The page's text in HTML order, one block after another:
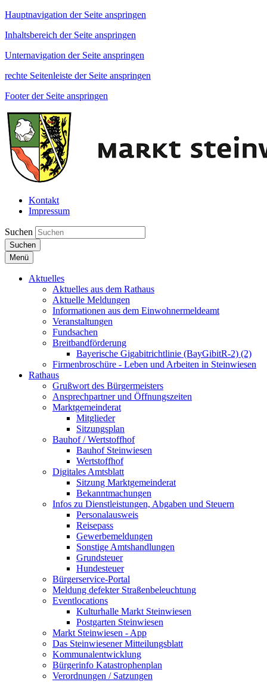
Hauptnavigation der Seite anspringen
Inhaltsbereich der Seite anspringen
Unternavigation der Seite anspringen
rechte Seitenleiste der Seite anspringen
Footer der Seite anspringen
Kontakt
Impressum
Suchen
Suchen
Menü
Aktuelles
Aktuelles aus dem Rathaus
Aktuelle Meldungen
Informationen aus dem Einwohnermeldeamt
Veranstaltungen
Fundsachen
Breitbandförderung
Bayerische Gigabitrichtlinie (BayGibitR-2) (2)
Firmenbroschüre - Leben und Arbeiten in Steinwiesen
Rathaus
Grußwort des Bürgermeisters
Ansprechpartner und Öffnungszeiten
Marktgemeinderat
Mitglieder
Sitzungsplan
Bauhof / Wertstoffhof
Bauhof Steinwiesen
Wertstoffhof
Digitales Amtsblatt
Sitzung Marktgemeinderat
Bekanntmachungen
Infos zu Dienstleistungen, Abgaben und Steuern
Personalausweis
Reisepass
Gewerbemeldungen
Sonstige Amtshandlungen
Grundsteuer
Hundesteuer
Bürgerservice-Portal
Meldung defekter Straßenbeleuchtung
Eventlocations
Kulturhalle Markt Steinwiesen
Postgarten Steinwiesen
Markt Steinwiesen - App
Das Steinwiesener Mitteilungsblatt
Kommunalentwicklung
Bürgerinfo Katastrophenplan
Verordnungen / Satzungen